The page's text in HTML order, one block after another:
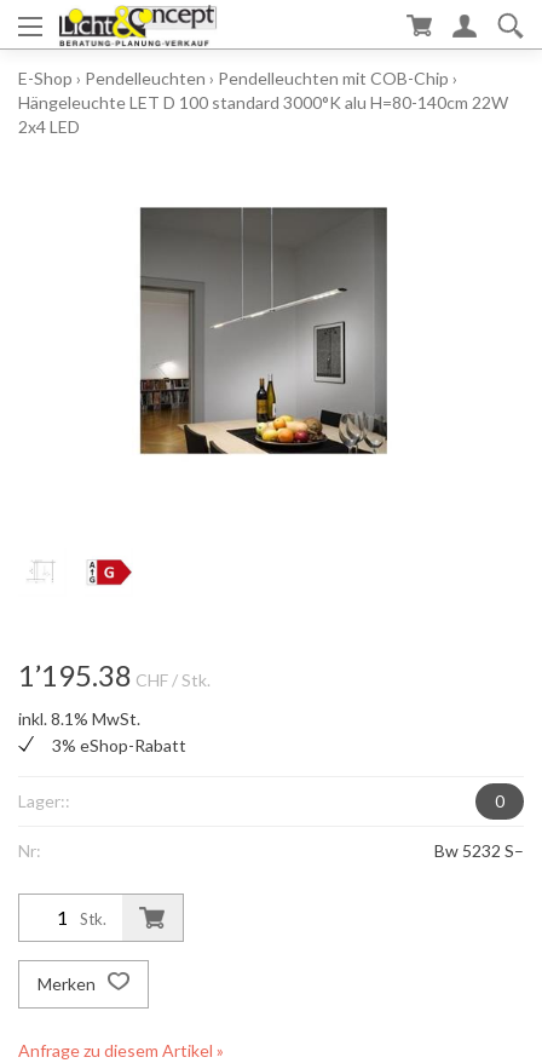
E-Shop › Pendelleuchten › Pendelleuchten mit COB-Chip ›
Hängeleuchte LET D 100 standard 3000°K alu H=80-140cm 22W
2x4 LED
1’195.38 CHF / Stk.
inkl. 8.1% MwSt.
3% eShop-Rabatt
Lager:: 0
Nr: Bw 5232 S–
Stk.
Merken
Anfrage zu diesem Artikel »